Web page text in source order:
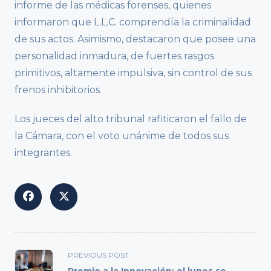
informe de las médicas forenses, quienes
informaron que L.L.C. comprendía la criminalidad
de sus actos. Asimismo, destacaron que posee una
personalidad inmadura, de fuertes rasgos
primitivos, altamente impulsiva, sin control de sus
frenos inhibitorios.
Los jueces del alto tribunal rafiticaron el fallo de
la Cámara, con el voto unánime de todos sus
integrantes.
<span
class="nav-
PREVIOUS POST